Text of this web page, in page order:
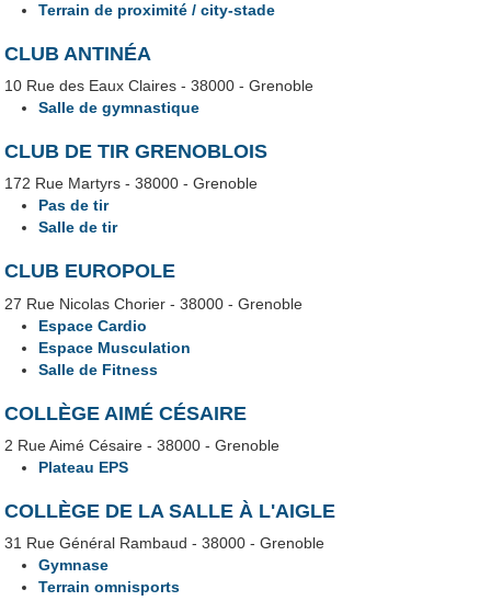
Terrain de proximité / city-stade
CLUB ANTINÉA
10 Rue des Eaux Claires - 38000 - Grenoble
Salle de gymnastique
CLUB DE TIR GRENOBLOIS
172 Rue Martyrs - 38000 - Grenoble
Pas de tir
Salle de tir
CLUB EUROPOLE
27 Rue Nicolas Chorier - 38000 - Grenoble
Espace Cardio
Espace Musculation
Salle de Fitness
COLLÈGE AIMÉ CÉSAIRE
2 Rue Aimé Césaire - 38000 - Grenoble
Plateau EPS
COLLÈGE DE LA SALLE À L'AIGLE
31 Rue Général Rambaud - 38000 - Grenoble
Gymnase
Terrain omnisports